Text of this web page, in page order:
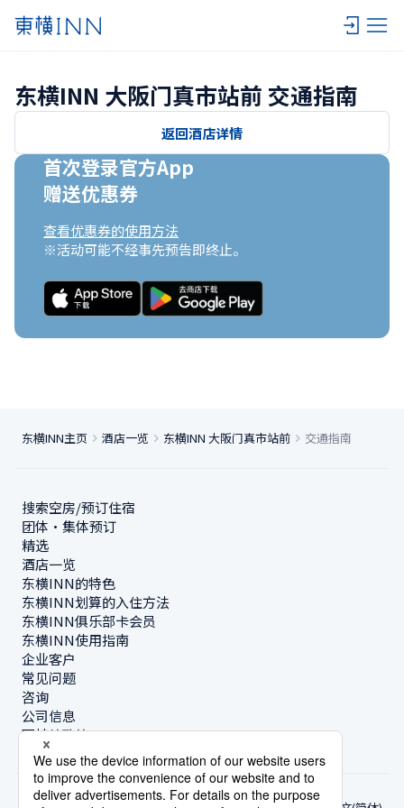
东横INN 大阪门真市站前 交通指南
返回酒店详情
首次登录官方App
赠送优惠券
查看优惠券的使用方法
※活动可能不经事先预告即终止。
东横INN主页 酒店一览 东横INN 大阪门真市站前 交通指南
搜索空房/预订住宿
团体・集体预订
精选
酒店一览
东横INN的特色
东横INN划算的入住方法
东横INN俱乐部卡会员
东横INN使用指南
企业客户
常见问题
咨询
公司信息
可持续政策